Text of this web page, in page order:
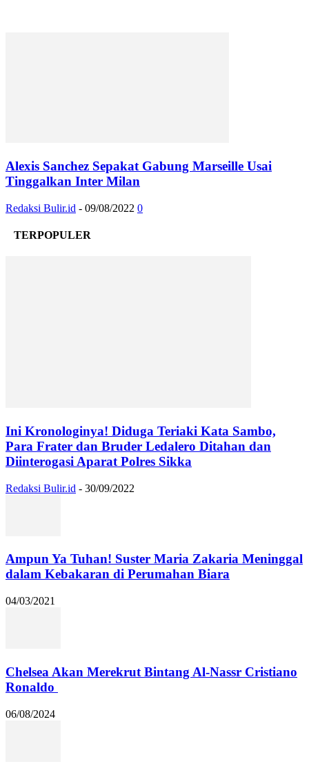
Alexis Sanchez Sepakat Gabung Marseille Usai
Tinggalkan Inter Milan
Redaksi Bulir.id - 09/08/2022 0
TERPOPULER
Ini Kronologinya! Diduga Teriaki Kata Sambo,
Para Frater dan Bruder Ledalero Ditahan dan
Diinterogasi Aparat Polres Sikka
Redaksi Bulir.id - 30/09/2022
Ampun Ya Tuhan! Suster Maria Zakaria Meninggal
dalam Kebakaran di Perumahan Biara
04/03/2021
Chelsea Akan Merekrut Bintang Al-Nassr Cristiano
Ronaldo
06/08/2024